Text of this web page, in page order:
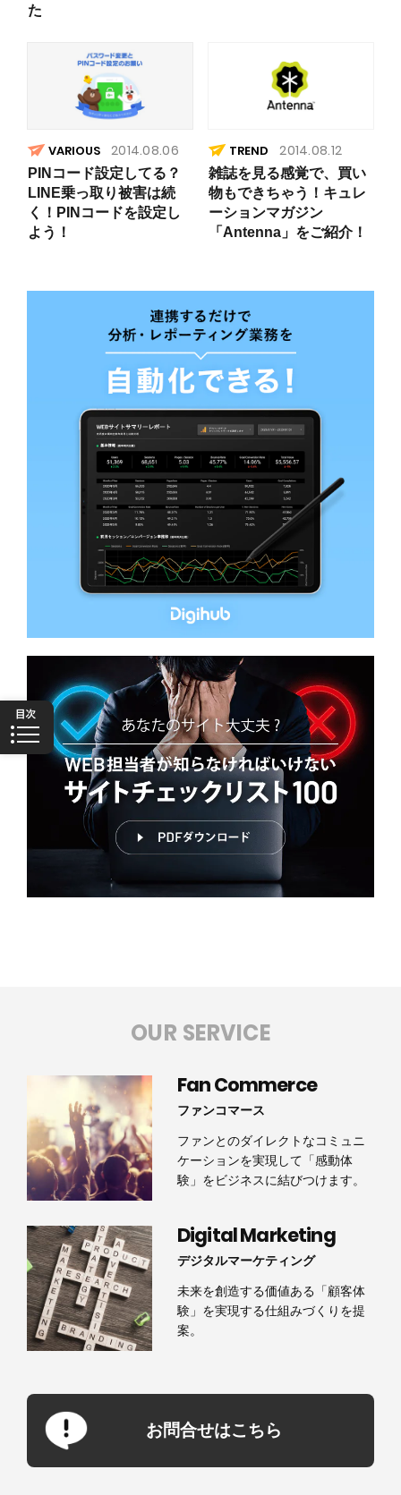
た
VARIOUS 2014.08.06
PINコード設定してる？
LINE乗っ取り被害は続
く！PINコードを設定し
よう！
TREND 2014.08.12
雑誌を見る感覚で、買い
物もできちゃう！キュレ
ーションマガジン
「Antenna」をご紹介！
OUR SERVICE
Fan Commerce
ファンコマース
ファンとのダイレクトなコミュニ
ケーションを実現して「感動体
験」をビジネスに結びつけます。
Digital Marketing
デジタルマーケティング
未来を創造する価値ある「顧客体
験」を実現する仕組みづくりを提
案。
お問合せはこちら